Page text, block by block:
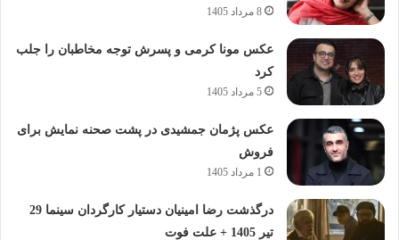
8 مرداد 1405
عکس مونا کرمی و پسرش توجه مخاطبان را جلب
کرد
5 مرداد 1405
عکس پژمان جمشیدی در پشت صحنه نمایش برای
فروش
1 مرداد 1405
درگذشت رضا امینیان دستیار کارگردان سینما 29
تیر 1405 + علت فوت